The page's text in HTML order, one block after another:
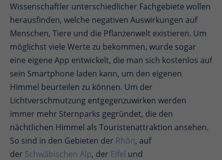
Wissenschaftler unterschiedlicher Fachgebiete wollen
herausfinden, welche negativen Auswirkungen auf
Menschen, Tiere und die Pflanzenwelt existieren. Um
möglichst viele Werte zu bekommen, wurde sogar
eine eigene App entwickelt, die man sich kostenlos auf
sein Smartphone laden kann, um den eigenen
Himmel beurteilen zu können. Um der
Lichtverschmutzung entgegenzuwirken werden
immer mehr Sternparks gegründet, die den
nächtlichen Himmel als Touristenattraktion ansehen.
So sind in den Gebieten der Rhön, auf
der Schwäbischen Alp, der Eifel und